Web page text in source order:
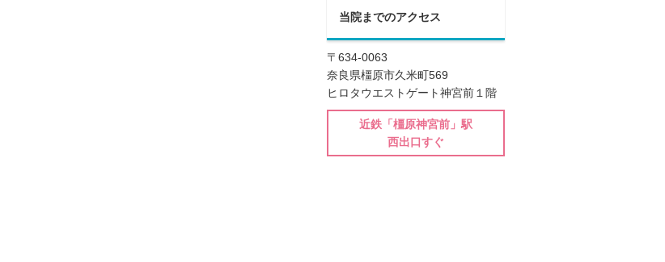
当院までのアクセス
〒634-0063
奈良県橿原市久米町569
ヒロタウエストゲート神宮前１階
近鉄「橿原神宮前」駅
西出口すぐ